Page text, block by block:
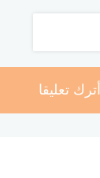
أترك تعليقا